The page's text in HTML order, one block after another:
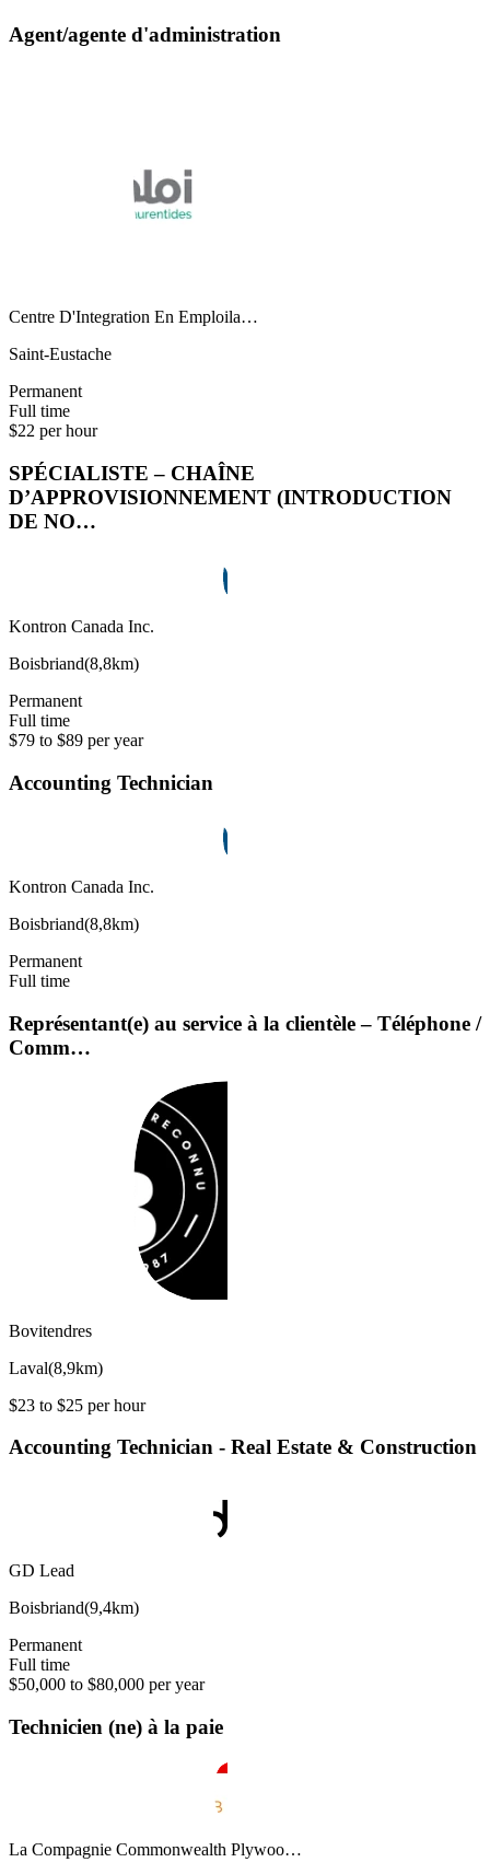
Agent/agente d'administration
Centre D'Integration En Emploila…
Saint-Eustache
Permanent
Full time
$22 per hour
SPÉCIALISTE – CHAÎNE
D’APPROVISIONNEMENT (INTRODUCTION
DE NO…
Kontron Canada Inc.
Boisbriand(8,8km)
Permanent
Full time
$79 to $89 per year
Accounting Technician
Kontron Canada Inc.
Boisbriand(8,8km)
Permanent
Full time
Représentant(e) au service à la clientèle – Téléphone /
Comm…
Bovitendres
Laval(8,9km)
$23 to $25 per hour
Accounting Technician - Real Estate & Construction
GD Lead
Boisbriand(9,4km)
Permanent
Full time
$50,000 to $80,000 per year
Technicien (ne) à la paie
La Compagnie Commonwealth Plywoo…